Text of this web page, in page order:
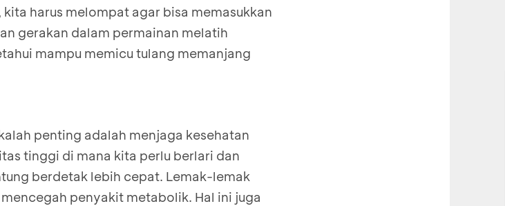
harus melompat agar bisa memasukkan
gerakan dalam permainan melatih
mampu memicu tulang memanjang
penting adalah menjaga kesehatan
tinggi di mana kita perlu berlari dan
berdetak lebih cepat. Lemak-lemak
penyakit metabolik. Hal ini juga